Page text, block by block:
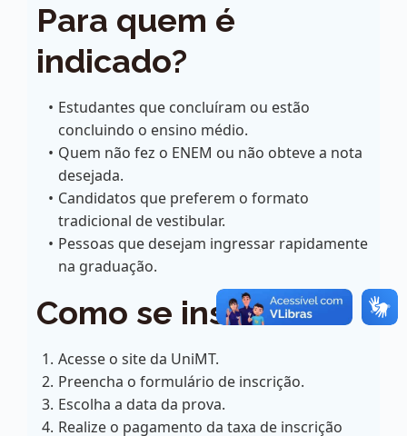
Para quem é
indicado?
Estudantes que concluíram ou estão
concluindo o ensino médio.
Quem não fez o ENEM ou não obteve a nota
desejada.
Candidatos que preferem o formato
tradicional de vestibular.
Pessoas que desejam ingressar rapidamente
na graduação.
Como se inscrever?
Acesse o site da UniMT.
Preencha o formulário de inscrição.
Escolha a data da prova.
Realize o pagamento da taxa de inscrição